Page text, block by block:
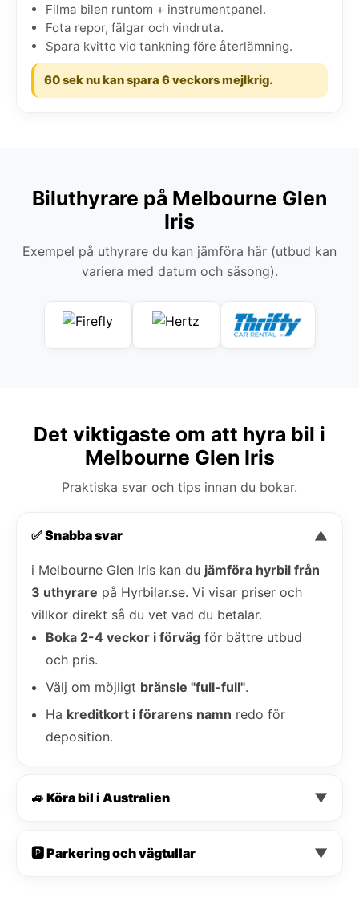
Filma bilen runtom + instrumentpanel.
Fota repor, fälgar och vindruta.
Spara kvitto vid tankning före återlämning.
60 sek nu kan spara 6 veckors mejlkrig.
Biluthyrare på Melbourne Glen
Iris
Exempel på uthyrare du kan jämföra här (utbud kan
variera med datum och säsong).
Det viktigaste om att hyra bil i
Melbourne Glen Iris
Praktiska svar och tips innan du bokar.
✅ Snabba svar ▼
i Melbourne Glen Iris kan du jämföra hyrbil från
3 uthyrare på Hyrbilar.se. Vi visar priser och
villkor direkt så du vet vad du betalar.
Boka 2-4 veckor i förväg för bättre utbud
och pris.
Välj om möjligt bränsle "full-full".
Ha kreditkort i förarens namn redo för
deposition.
🚙 Köra bil i Australien ▼
🅿️ Parkering och vägtullar ▼